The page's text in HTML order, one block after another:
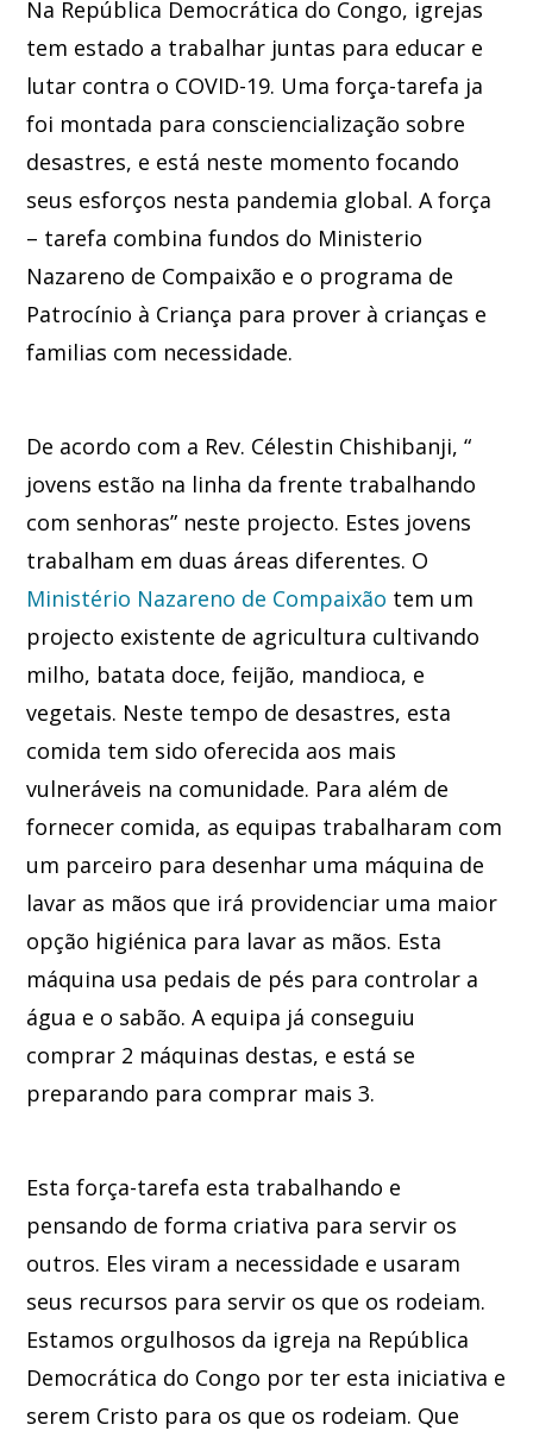
Na República Democrática do Congo, igrejas
tem estado a trabalhar juntas para educar e
lutar contra o COVID-19. Uma força-tarefa ja
foi montada para consciencialização sobre
desastres, e está neste momento focando
seus esforços nesta pandemia global. A força
– tarefa combina fundos do Ministerio
Nazareno de Compaixão e o programa de
Patrocínio à Criança para prover à crianças e
familias com necessidade.
De acordo com a Rev. Célestin Chishibanji, “
jovens estão na linha da frente trabalhando
com senhoras” neste projecto. Estes jovens
trabalham em duas áreas diferentes. O
Ministério Nazareno de Compaixão tem um
projecto existente de agricultura cultivando
milho, batata doce, feijão, mandioca, e
vegetais. Neste tempo de desastres, esta
comida tem sido oferecida aos mais
vulneráveis na comunidade. Para além de
fornecer comida, as equipas trabalharam com
um parceiro para desenhar uma máquina de
lavar as mãos que irá providenciar uma maior
opção higiénica para lavar as mãos. Esta
máquina usa pedais de pés para controlar a
água e o sabão. A equipa já conseguiu
comprar 2 máquinas destas, e está se
preparando para comprar mais 3.
Esta força-tarefa esta trabalhando e
pensando de forma criativa para servir os
outros. Eles viram a necessidade e usaram
seus recursos para servir os que os rodeiam.
Estamos orgulhosos da igreja na República
Democrática do Congo por ter esta iniciativa e
serem Cristo para os que os rodeiam. Que